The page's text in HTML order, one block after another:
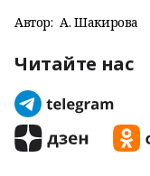
Автор: А. Шакирова
Читайте нас